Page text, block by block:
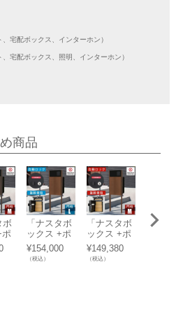
宅配ボックス、インターホン）
宅配ボックス、照明、インターホン）
商品
ボ
ポ
「ナスタボ
ックス +ポ
スト Lサイ
ズ 門柱 ユ
ニット [ M
¥154,000
（税込）
「ナスタボ
ックス +ポ
スト Mサイ
ズ 門柱 ユ
ニット [ M
¥149,380
（税込）
「ナ